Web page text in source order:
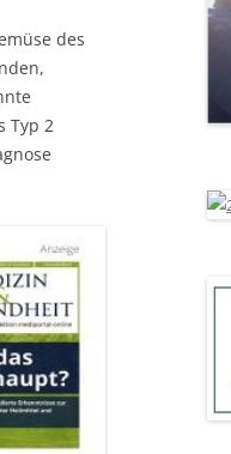
des
Typ 2